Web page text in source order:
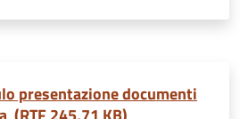
presentazione documenti